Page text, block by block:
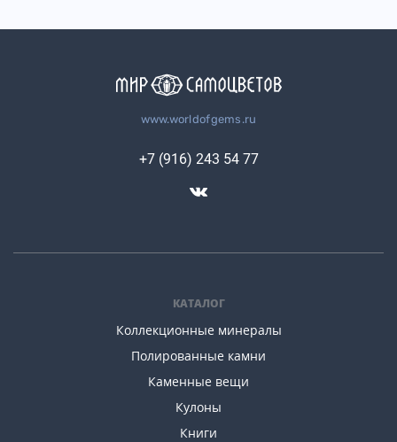
www.worldofgems.ru
КАТАЛОГ
Коллекционные минералы
Полированные камни
Каменные вещи
Кулоны
Книги
+7 (916) 243 54 77